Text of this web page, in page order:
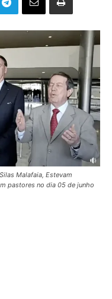
Malafaia, Estevam
pastores no dia 05 de junho